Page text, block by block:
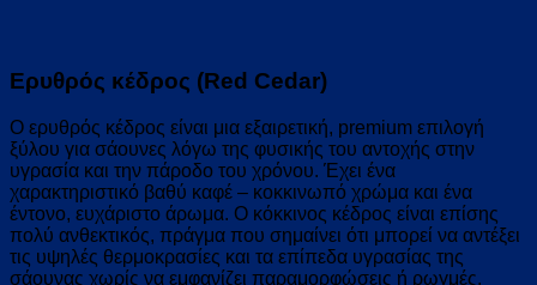
Ερυθρός κέδρος (Red Cedar)
Ο ερυθρός κέδρος είναι μια εξαιρετική, premium επιλογή
ξύλου για σάουνες λόγω της φυσικής του αντοχής στην
υγρασία και την πάροδο του χρόνου. Έχει ένα
χαρακτηριστικό βαθύ καφέ – κοκκινωπό χρώμα και ένα
έντονο, ευχάριστο άρωμα. Ο κόκκινος κέδρος είναι επίσης
πολύ ανθεκτικός, πράγμα που σημαίνει ότι μπορεί να αντέξει
τις υψηλές θερμοκρασίες και τα επίπεδα υγρασίας της
σάουνας χωρίς να εμφανίζει παραμορφώσεις ή ρωγμές.